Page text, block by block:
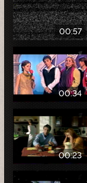
00:57
00:34
00:23